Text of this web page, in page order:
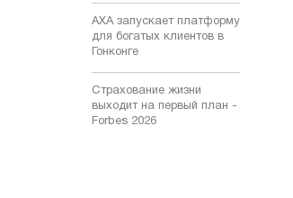
AXA запускает платформу
для богатых клиентов в
Гонконге
Страхование жизни
выходит на первый план -
Forbes 2026